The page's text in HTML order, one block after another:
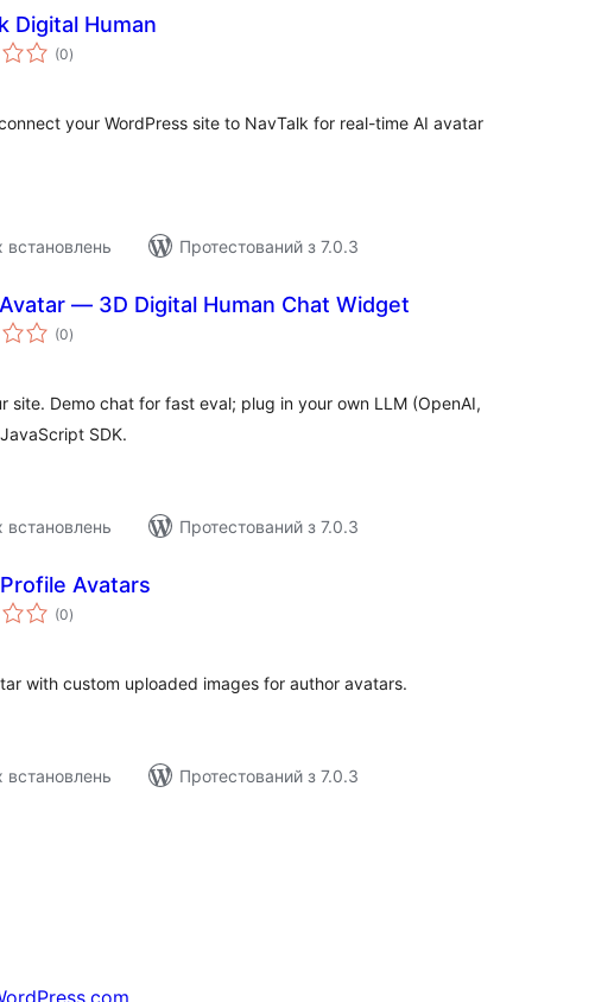
Digital Human
(0загальний
рейтинг
)
your WordPress site to NavTalk for real-time AI avatar
Протестований з 7.0.3
— 3D Digital Human Chat Widget
(0загальний
рейтинг
)
site. Demo chat for fast eval; plug in your own LLM (OpenAI,
SDK.
Протестований з 7.0.3
Avatars
(0загальний
рейтинг
)
with custom uploaded images for author avatars.
Протестований з 7.0.3